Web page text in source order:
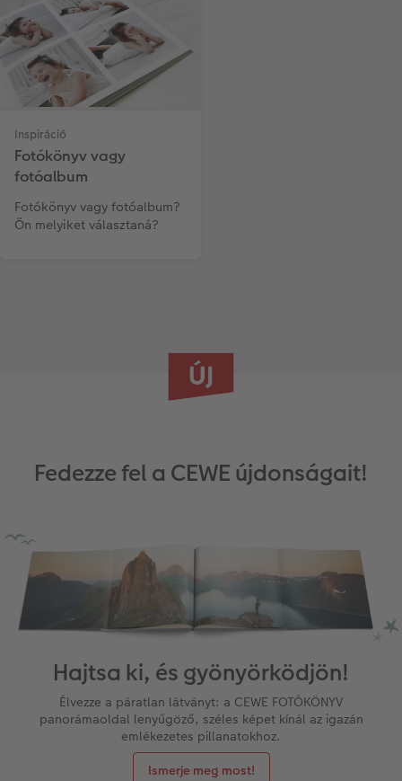
Inspiráció
Fotókönyv vagy
fotóalbum
Fotókönyv vagy fotóalbum?
Ön melyiket választaná?
Fedezze fel a CEWE újdonságait!
Hajtsa ki, és gyönyörködjön!
Élvezze a páratlan látványt: a CEWE FOTÓKÖNYV
panorámaoldal lenyűgöző, széles képet kínál az igazán
emlékezetes pillanatokhoz.
Ismerje meg most!